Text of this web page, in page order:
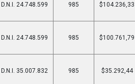
D.N.I. 24.748.599 985 $104.236,33
D.N.I. 24.748.599 985 $100.761,79
D.N.I. 35.007.832 985 $35.292,44